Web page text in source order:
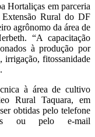
Hortaliças em parceria
Rural do DF
agrônomo da área de
“A capacitação
à produção por
irrigação, fitossanidade
à área de cultivo
Rural Taquara, em
obtidas pelo telefone
ou pelo e-mail